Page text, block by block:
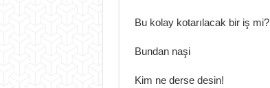
Bu kolay kotarılacak bir iş mi?
Bundan naşi
Kim ne derse desin!